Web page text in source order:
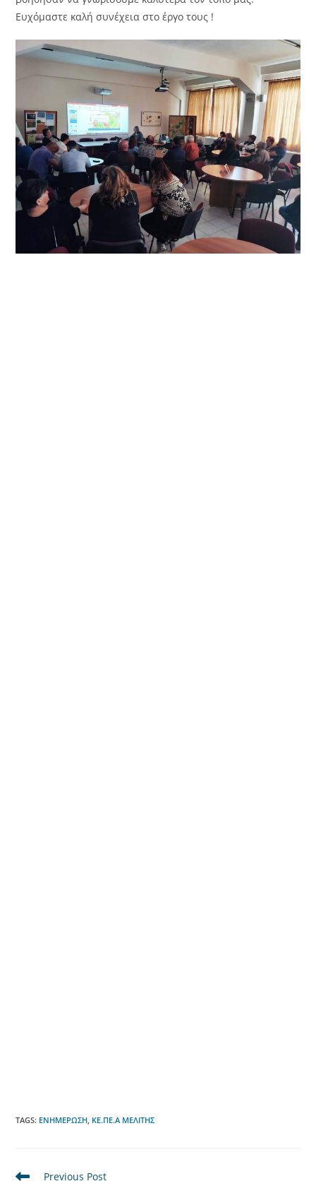
Ευχόμαστε καλή συνέχεια στο έργο τους !
TAGS: ΕΝΗΜΈΡΩΣΗ, ΚΕ.ΠΕ.Α ΜΕΛΊΤΗΣ
Read Previous Post